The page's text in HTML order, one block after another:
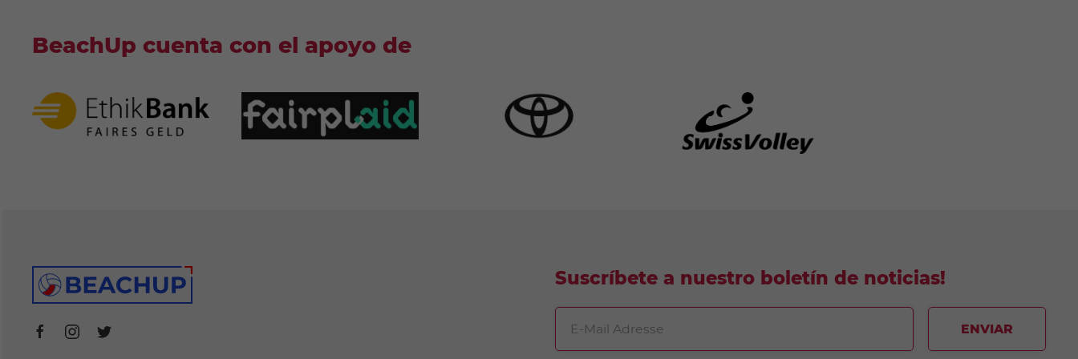
BeachUp cuenta con el apoyo de
Suscríbete a nuestro boletín de noticias!
ENVIAR